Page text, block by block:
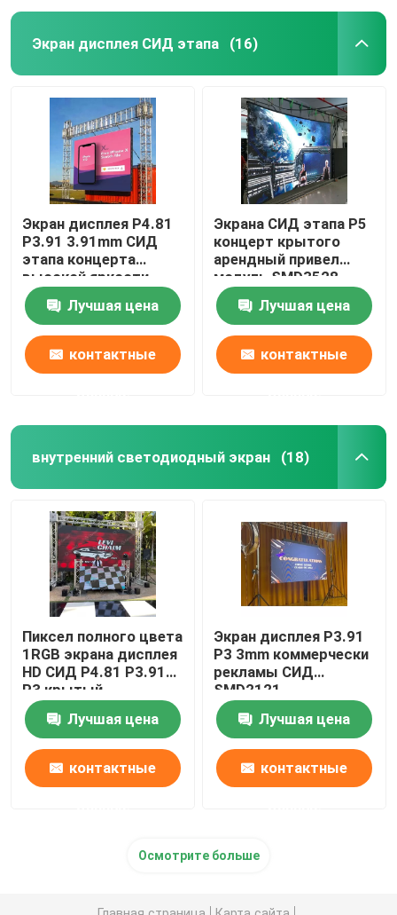
Экран дисплея СИД этапа (16)
Экран дисплея P4.81
P3.91 3.91mm СИД
этапа концерта
высокой яркости
Лучшая цена
контактные
Экрана СИД этапа P5
концерт крытого
арендный привел
модуль SMD3528
стены
Лучшая цена
контактные
внутренний светодиодный экран (18)
Пиксел полного цвета
1RGB экрана дисплея
HD СИД P4.81 P3.91
P3 крытый
Лучшая цена
контактные
Экран дисплея P3.91
P3 3mm коммерчески
рекламы СИД
SMD2121
Лучшая цена
контактные
Осмотрите больше